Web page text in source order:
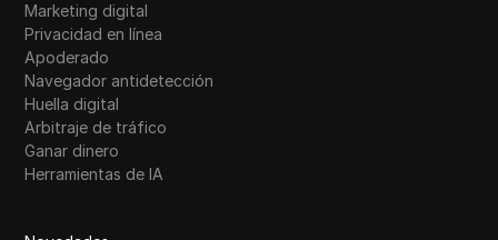
Marketing digital
Privacidad en línea
Apoderado
Navegador antidetección
Huella digital
Arbitraje de tráfico
Ganar dinero
Herramientas de IA